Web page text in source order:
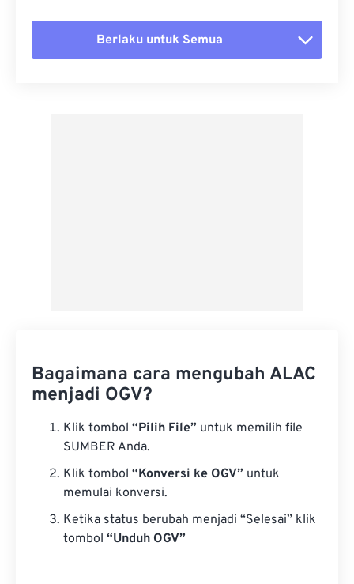
Berlaku untuk Semua
Bagaimana cara mengubah ALAC
menjadi OGV?
Klik tombol “Pilih File” untuk memilih file
SUMBER Anda.
Klik tombol “Konversi ke OGV” untuk
memulai konversi.
Ketika status berubah menjadi “Selesai” klik
tombol “Unduh OGV”